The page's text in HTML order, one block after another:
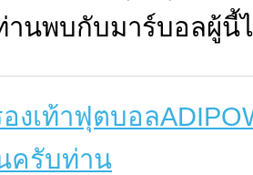
านพบกับมาร์บอลผู้นี้
งเท้าฟุตบอล
ครับท่าน